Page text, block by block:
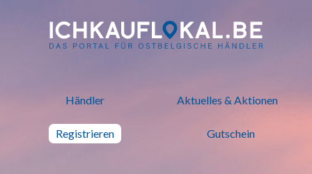
ich kauf lokal - Bei lokalen
Händler Aktuelles & Aktionen
Registrieren Gutschein